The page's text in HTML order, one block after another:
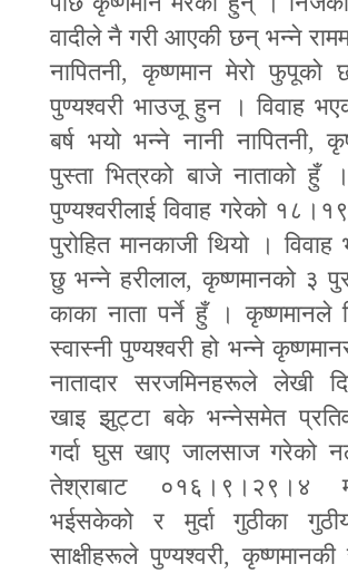
वादीले नै गरी आएकी छन् भन्ने
नापितनी,कृष्णमान मेरो फुपूको
पुण्यश्वरी भाउजू हुन । विवाह
बर्ष भयो भन्ने नानी नापितनी,
पुस्ता भित्रको बाजे नाताको हुँ
पुण्यश्वरीलाई विवाह गरेको
पुरोहित मानकाजी थियो ।
छु भन्ने हरीलाल,कृष्णमानको ३
काका नाता पर्ने हुँ । कृष्णमानले
स्वास्नी पुण्यश्वरी हो भन्ने
नातादार सरजमिनहरूले लेखी
खाइ झुट्टा बके भन्नेसमेत
गर्दा घुस खाए जालसाज गरेको
तेश्राबाट ०१६।९।२९।४
भईसकेको र मुर्दा गुठीका
साक्षीहरूले पुण्यश्वरी,कृष्णमानकी